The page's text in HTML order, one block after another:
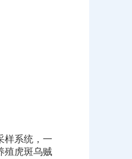
样系统，一
殖虎斑乌贼